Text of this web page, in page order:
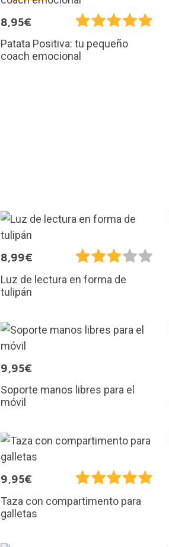
8,95€
Patata Positiva: tu pequeño
coach emocional
8,99€
Luz de lectura en forma de
tulipán
9,95€
Soporte manos libres para el
móvil
9,95€
Taza con compartimento para
galletas